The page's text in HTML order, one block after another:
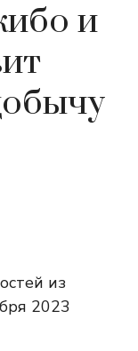
и
из
2023